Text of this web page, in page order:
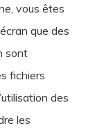
vous êtes
que des
sont
fichiers
des
les